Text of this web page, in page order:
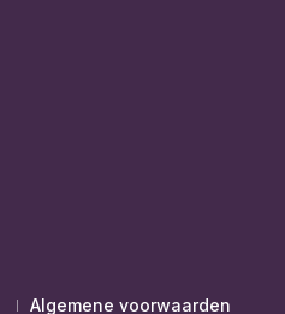
Algemene voorwaarden